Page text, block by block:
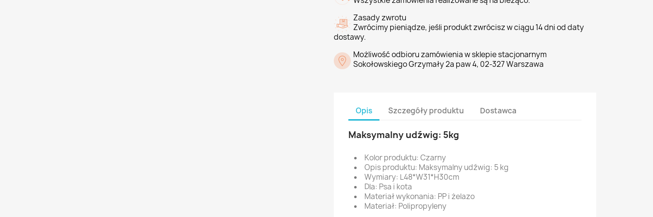
Zasady zwrotu
Zwrócimy pieniądze, jeśli produkt zwrócisz w ciągu 14 dni od daty
dostawy.
Możliwość odbioru zamówienia w sklepie stacjonarnym
Sokołowskiego Grzymały 2a paw 4, 02-327 Warszawa
Opis Szczegóły produktu Dostawca
Maksymalny udźwig: 5kg
Kolor produktu: Czarny
Opis produktu: Maksymalny udźwig: 5 kg
Wymiary: L48*W31*H30cm
Dla: Psa i kota
Materiał wykonania: PP i żelazo
Materiał: Polipropyleny